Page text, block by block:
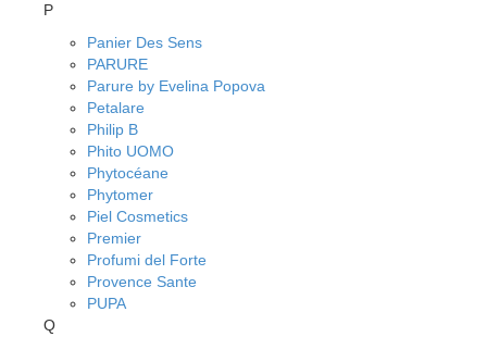
P
Panier Des Sens
PARURE
Parure by Evelina Popova
Petalare
Philip B
Phito UOMO
Phytocéane
Phytomer
Piel Cosmetics
Premier
Profumi del Forte
Provence Sante
PUPA
Q